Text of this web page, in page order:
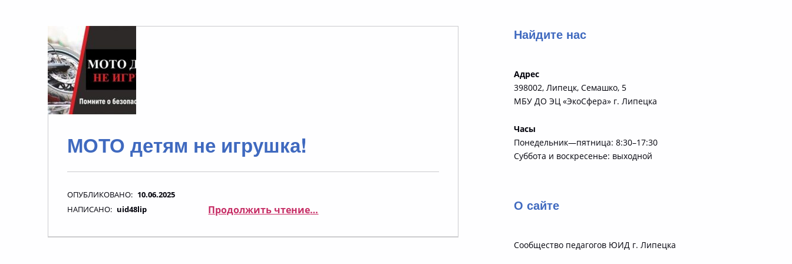
МОТО детям не игрушка!
ОПУБЛИКОВАНО: 10.06.2025
НАПИСАНО: uid48lip Продолжить чтение…
Найдите нас
Адрес
398002, Липецк, Семашко, 5
МБУ ДО ЭЦ «ЭкоСфера» г. Липецка
Часы
Понедельник—пятница: 8:30–17:30
Суббота и воскресенье: выходной
О сайте
Сообщество педагогов ЮИД г. Липецка